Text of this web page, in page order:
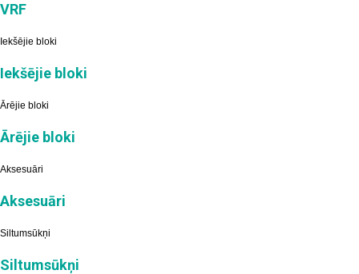
VRF
Iekšējie bloki
Iekšējie bloki
Ārējie bloki
Ārējie bloki
Aksesuāri
Aksesuāri
Siltumsūkņi
Siltumsūkņi